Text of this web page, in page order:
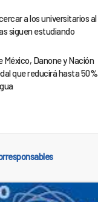
a los universitarios al
siguen estudiando
México, Danone y Nación
que reducirá hasta 50%